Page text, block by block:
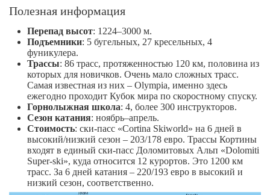
Полезная информация
Перепад высот: 1224–3000 м.
Подъемники: 5 бугельных, 27 кресельных, 4
фуникулера.
Трассы: 86 трасс, протяженностью 120 км, половина из
которых для новичков. Очень мало сложных трасс.
Самая известная из них – Olympia, именно здесь
ежегодно проходит Кубок мира по скоростному спуску.
Горнолыжная школа: 4, более 300 инструкторов.
Сезон катания: ноябрь–апрель.
Стоимость: ски-пасс «Cortina Skiworld» на 6 дней в
высокий/низкий сезон – 203/178 евро. Трассы Кортины
входят в единый ски-пасс Доломитовых Альп «Dolomiti
Super-ski», куда относится 12 курортов. Это 1200 км
трасс. За 6 дней катания – 220/193 евро в высокий и
низкий сезон, соответственно.